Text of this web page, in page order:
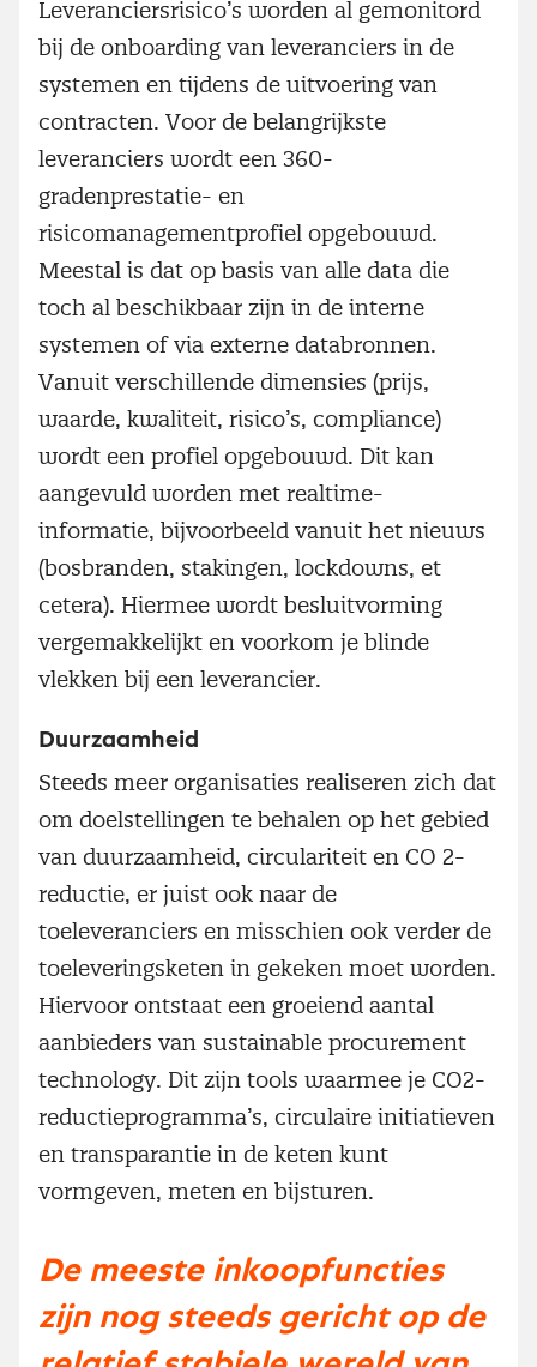
Leveranciersrisico’s worden al gemonitord
bij de onboarding van leveranciers in de
systemen en tijdens de uitvoering van
contracten. Voor de belangrijkste
leveranciers wordt een 360-
gradenprestatie- en
risicomanagementprofiel opgebouwd.
Meestal is dat op basis van alle data die
toch al beschikbaar zijn in de interne
systemen of via externe databronnen.
Vanuit verschillende dimensies (prijs,
waarde, kwaliteit, risico’s, compliance)
wordt een profiel opgebouwd. Dit kan
aangevuld worden met realtime-
informatie, bijvoorbeeld vanuit het nieuws
(bosbranden, stakingen, lockdowns, et
cetera). Hiermee wordt besluitvorming
vergemakkelijkt en voorkom je blinde
vlekken bij een leverancier.
Duurzaamheid
Steeds meer organisaties realiseren zich dat
om doelstellingen te behalen op het gebied
van duurzaamheid, circulariteit en CO 2-
reductie, er juist ook naar de
toeleveranciers en misschien ook verder de
toeleveringsketen in gekeken moet worden.
Hiervoor ontstaat een groeiend aantal
aanbieders van sustainable procurement
technology. Dit zijn tools waarmee je CO2-
reductieprogramma’s, circulaire initiatieven
en transparantie in de keten kunt
vormgeven, meten en bijsturen.
De meeste inkoopfuncties
zijn nog steeds gericht op de